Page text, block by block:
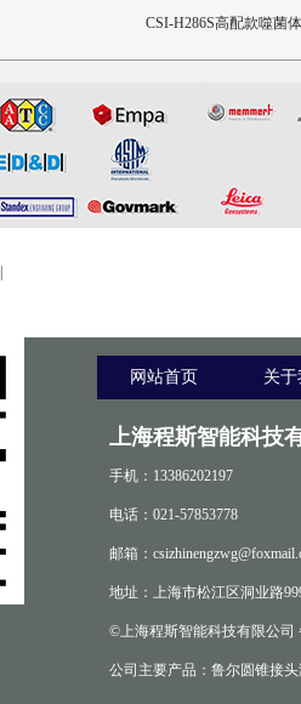
CSI-H286S高配款噬菌
网站首页 关
上海程斯智能科技
手机：13386202197
电话：021-57853778
邮箱：
地址：上海市松江区洞业路
©上海程斯智能科技有限公司
公司主要产品：鲁尔圆锥接